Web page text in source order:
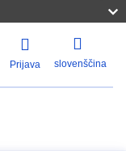
Prijava slovenščina